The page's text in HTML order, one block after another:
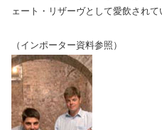
ェート・リザーヴとして愛
（インポーター資料参照）